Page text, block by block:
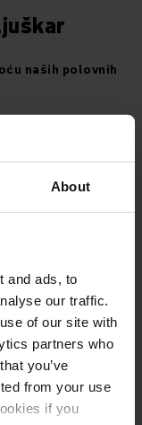
About
and ads, to
our traffic.
of our site with
partners who
you’ve
from your use
if you
naših polovnih
viljuškar? Ako
savršen za Vas!
vrednosti, u
kao i naša nova
jeftinija.
i velike brzine
lakoćom prođete
Uprkos maloj
ga bezbednim za
da naši polovni
od 13m, već